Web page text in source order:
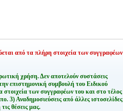
από τα πλήρη στοιχεία των συγγραφέων
χρήση. Δεν αποτελούν συστάσεις
επιστημονική συμβουλή του Ειδικού
των συγγραφέων του και στο τέλος
3) Αναδημοσιεύσεις από άλλες ιστοσελίδες
θέσεις μας.